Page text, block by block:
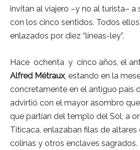
invitan al viajero –y no al turista– a
con los cinco sentidos. Todos
enlazados por diez “líneas-ley”.
Hace ochenta y cinco años, el
Alfred Métraux, estando en la
concretamente en el antiguo país
advirtió con el mayor asombro
que partían del templo del Sol, a
Titicaca, enlazaban filas de altares
colinas y otros enclaves sagrados.